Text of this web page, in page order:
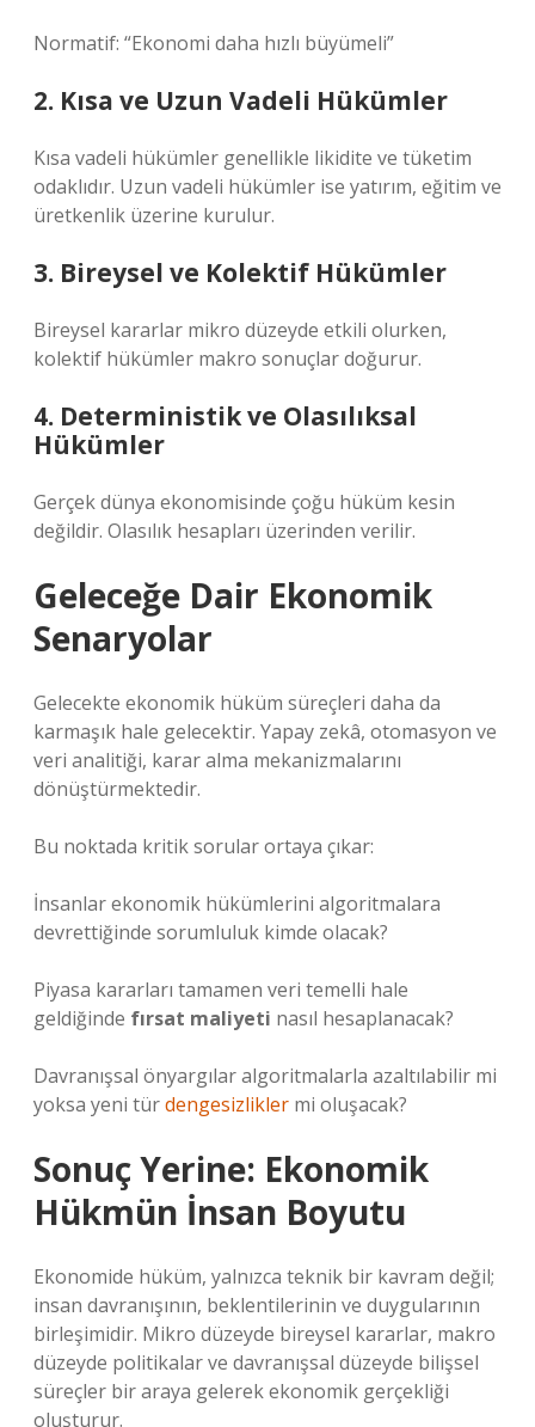
Normatif: “Ekonomi daha hızlı büyümeli”
2. Kısa ve Uzun Vadeli Hükümler
Kısa vadeli hükümler genellikle likidite ve tüketim
odaklıdır. Uzun vadeli hükümler ise yatırım, eğitim ve
üretkenlik üzerine kurulur.
3. Bireysel ve Kolektif Hükümler
Bireysel kararlar mikro düzeyde etkili olurken,
kolektif hükümler makro sonuçlar doğurur.
4. Deterministik ve Olasılıksal
Hükümler
Gerçek dünya ekonomisinde çoğu hüküm kesin
değildir. Olasılık hesapları üzerinden verilir.
Geleceğe Dair Ekonomik
Senaryolar
Gelecekte ekonomik hüküm süreçleri daha da
karmaşık hale gelecektir. Yapay zekâ, otomasyon ve
veri analitiği, karar alma mekanizmalarını
dönüştürmektedir.
Bu noktada kritik sorular ortaya çıkar:
İnsanlar ekonomik hükümlerini algoritmalara
devrettiğinde sorumluluk kimde olacak?
Piyasa kararları tamamen veri temelli hale
geldiğinde fırsat maliyeti nasıl hesaplanacak?
Davranışsal önyargılar algoritmalarla azaltılabilir mi
yoksa yeni türdengesizlikler mi oluşacak?
Sonuç Yerine: Ekonomik
Hükmün İnsan Boyutu
Ekonomide hüküm, yalnızca teknik bir kavram değil;
insan davranışının, beklentilerinin ve duygularının
birleşimidir. Mikro düzeyde bireysel kararlar, makro
düzeyde politikalar ve davranışsal düzeyde bilişsel
süreçler bir araya gelerek ekonomik gerçekliği
oluşturur.